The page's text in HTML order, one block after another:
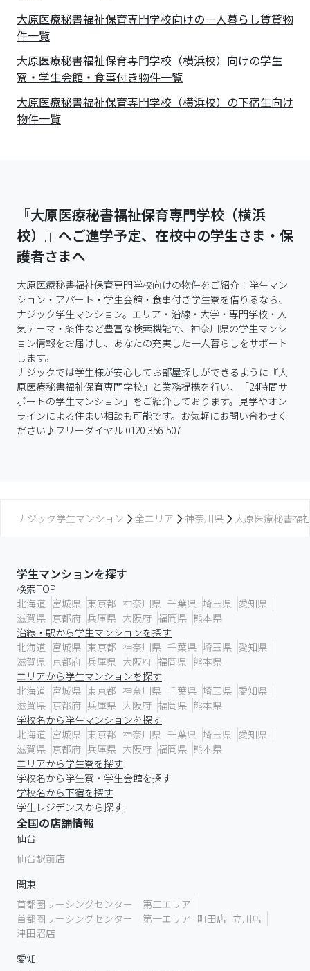
大原医療秘書福祉保育専門学校向けの一人暮らし賃貸物
件一覧
大原医療秘書福祉保育専門学校（横浜校）向けの学生
寮・学生会館・食事付き物件一覧
大原医療秘書福祉保育専門学校（横浜校）の下宿生向け
物件一覧
『大原医療秘書福祉保育専門学校（横浜
校）』へご進学予定、在校中の学生さま・保
護者さまへ
大原医療秘書福祉保育専門学校向けの物件をご紹介！学生マン
ション・アパート・学生会館・食事付き学生寮を借りるなら、
ナジック学生マンション。エリア・沿線・大学・専門学校・人
気テーマ・条件など豊富な検索機能で、神奈川県の学生マンシ
ョン情報をお届けし、あなたの充実した一人暮らしをサポート
します。
ナジックでは学生様が安心してお部屋探しができるように『大
原医療秘書福祉保育専門学校』と業務提携を行い、「24時間サ
ポートの学生マンション」をご紹介しております。見学やオン
ラインによる住まい相談も可能です。お気軽にお問い合わせく
ださい♪フリーダイヤル 0120-356-507
ナジック学生マンション 全エリア 神奈川県 大原医療秘書福
学生マンションを探す
検索TOP
北海道 宮城県 東京都 神奈川県 千葉県 埼玉県 愛知県
滋賀県 京都府 兵庫県 大阪府 福岡県 熊本県
沿線・駅から学生マンションを探す
北海道 宮城県 東京都 神奈川県 千葉県 埼玉県 愛知県
滋賀県 京都府 兵庫県 大阪府 福岡県 熊本県
エリアから学生マンションを探す
北海道 宮城県 東京都 神奈川県 千葉県 埼玉県 愛知県
滋賀県 京都府 兵庫県 大阪府 福岡県 熊本県
学校名から学生マンションを探す
北海道 宮城県 東京都 神奈川県 千葉県 埼玉県 愛知県
滋賀県 京都府 兵庫県 大阪府 福岡県 熊本県
エリアから学生寮を探す
学校名から学生寮・学生会館を探す
学校名から下宿を探す
学生レジデンスから探す
全国の店舗情報
仙台
仙台駅前店
関東
首都圏リーシングセンター 第二エリア
首都圏リーシングセンター 第一エリア 町田店 立川店
津田沼店
愛知